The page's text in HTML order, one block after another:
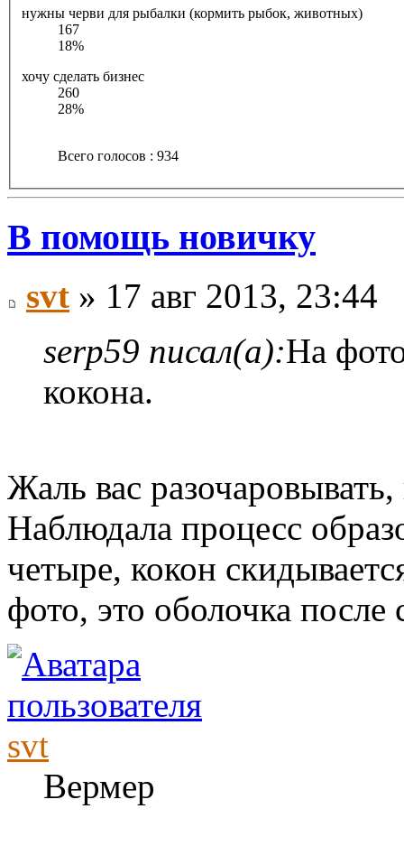
нужны черви для рыбалки (кормить рыбок, животных)
167
18%
хочу сделать бизнес
260
28%
Всего голосов : 934
В помощь новичку
svt » 17 авг 2013, 23:44
serp59 писал(а):На
кокона.
Жаль вас
Наблюдала процесс
четыре, кокон
фото, это оболочка после
svt
Вермер